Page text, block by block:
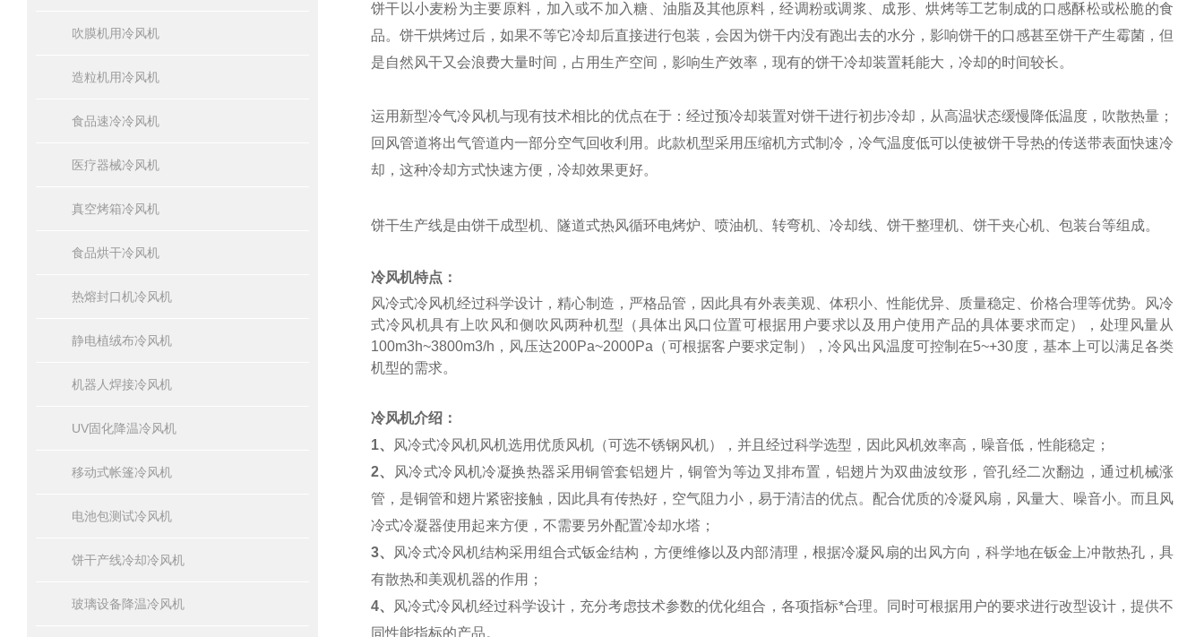
吹膜机用冷风机
造粒机用冷风机
食品速冷冷风机
医疗器械冷风机
真空烤箱冷风机
食品烘干冷风机
热熔封口机冷风机
静电植绒布冷风机
机器人焊接冷风机
UV固化降温冷风机
移动式帐篷冷风机
电池包测试冷风机
饼干产线冷却冷风机
玻璃设备降温冷风机
饼干以小麦粉为主要原料，加入或不加入糖、油脂及其他原料，经调粉或调浆、成形、烘烤等工艺制成的口感酥松或松脆的食
品。饼干烘烤过后，如果不等它冷却后直接进行包装，会因为饼干内没有跑出去的水分，影响饼干的口感甚至饼干产生霉菌，但
是自然风干又会浪费大量时间，占用生产空间，影响生产效率，现有的饼干冷却装置耗能大，冷却的时间较长。
运用新型冷气冷风机与现有技术相比的优点在于：经过预冷却装置对饼干进行初步冷却，从高温状态缓慢降低温度，吹散热量；
回风管道将出气管道内一部分空气回收利用。此款机型采用压缩机方式制冷，冷气温度低可以使被饼干导热的传送带表面快速冷
却，这种冷却方式快速方便，冷却效果更好。
饼干生产线是由饼干成型机、隧道式热风循环电烤炉、喷油机、转弯机、冷却线、饼干整理机、饼干夹心机、包装台等组成。
冷风机特点：
风冷式冷风机经过科学设计，精心制造，严格品管，因此具有外表美观、体积小、性能优异、质量稳定、价格合理等优势。风冷
式冷风机具有上吹风和侧吹风两种机型（具体出风口位置可根据用户要求以及用户使用产品的具体要求而定），处理风量从
100m3h~3800m3/h，风压达200Pa~2000Pa（可根据客户要求定制），冷风出风温度可控制在5~+30度，基本上可以满足各类
机型的需求。
冷风机介绍：
1、
风冷式冷风机风机选用优质风机（可选不锈钢风机），并且经过科学选型，因此风机效率高，噪音低，性能稳定；
2、
风冷式冷风机冷凝换热器采用铜管套铝翅片，铜管为等边叉排布置，铝翅片为双曲波纹形，管孔经二次翻边，通过机械涨
管，是铜管和翅片紧密接触，因此具有传热好，空气阻力小，易于清洁的优点。配合优质的冷凝风扇，风量大、噪音小。而且风
冷式冷凝器使用起来方便，不需要另外配置冷却水塔；
3、
风冷式冷风机结构采用组合式钣金结构，方便维修以及内部清理，根据冷凝风扇的出风方向，科学地在钣金上冲散热孔，具
有散热和美观机器的作用；
4、
风冷式冷风机经过科学设计，充分考虑技术参数的优化组合，各项指标*合理。同时可根据用户的要求进行改型设计，提供不
同性能指标的产品。